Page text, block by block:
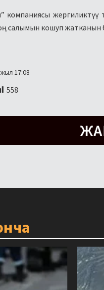
компаниясы
салымын кошуп жатканын
17:08
558